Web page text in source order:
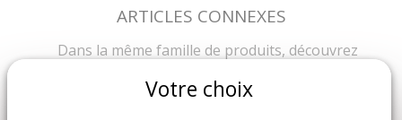
ARTICLES CONNEXES
Dans la même famille de produits, découvrez
Votre choix